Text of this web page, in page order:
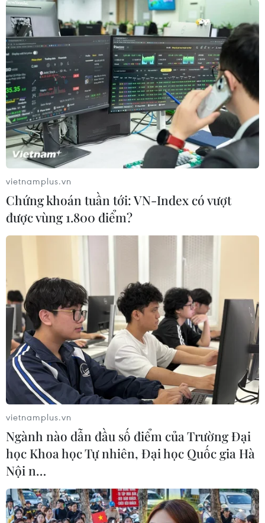
vietnamplus.vn
Chứng khoán tuần tới: VN-Index có vượt
được vùng 1.800 điểm?
vietnamplus.vn
Ngành nào dẫn đầu số điểm của Trường Đại
học Khoa học Tự nhiên, Đại học Quốc gia Hà
Nội n…